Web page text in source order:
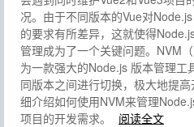
况。由于不同版本的Vue对
的要求有所差异，这就使得
管理成为了一个关键问题。NVM
为一款强大的Node.js 版本管理工
同版本之间进行切换，极大地提
细介绍如何使用NVM来管理
项目的开发需求。
阅读全文